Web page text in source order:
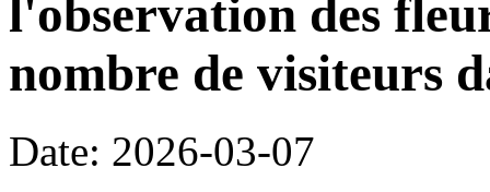
l'observation des
nombre de visiteurs
Date: 2026-03-07